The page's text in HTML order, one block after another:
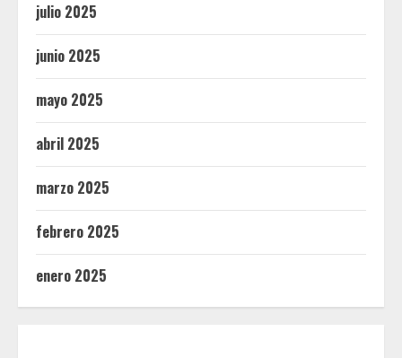
julio 2025
junio 2025
mayo 2025
abril 2025
marzo 2025
febrero 2025
enero 2025